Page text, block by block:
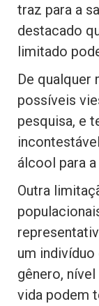
traz para a
destacado
limitado
De qualquer
possíveis
pesquisa, e
álcool para a
Outra
um
gênero,
vida podem